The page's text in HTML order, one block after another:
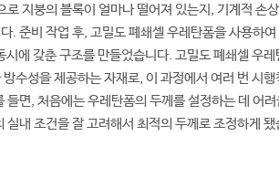
로 지붕의 블록이 얼마나 떨어져 있는지, 기계적 손상
. 준비 작업 후, 고밀도 폐쇄셀 우레탄폼을 사용하여
시에 갖춘 구조를 만들었습니다. 고밀도 폐쇄셀 우레
수성을 제공하는 자재로, 이 과정에서 여러 번 시행
들면, 처음에는 우레탄폼의 두께를 설정하는 데 어려
실내 조건을 잘 고려해서 최적의 두께로 조정하게 됐